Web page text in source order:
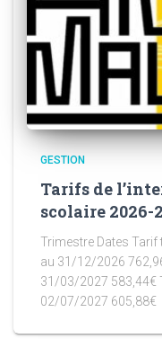
GESTION
Tarifs de
scolaire 2026-
Trimestre Dates
au 31/12/2026
31/03/2027 583,44€
02/07/2027 605,88€